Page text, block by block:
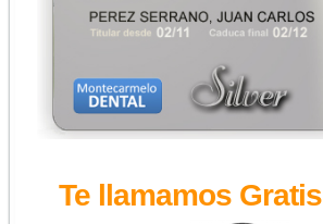
Te llamamos Gratis